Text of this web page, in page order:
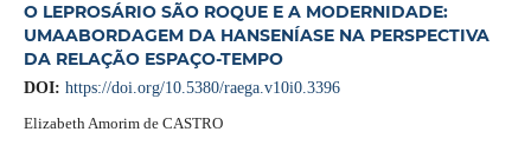
O LEPROSÁRIO SÃO ROQUE E A MODERNIDADE:
UMAABORDAGEM DA HANSENÍASE NA PERSPECTIVA
DA RELAÇÃO ESPAÇO-TEMPO
DOI: https://doi.org/10.5380/raega.v10i0.3396
Elizabeth Amorim de CASTRO